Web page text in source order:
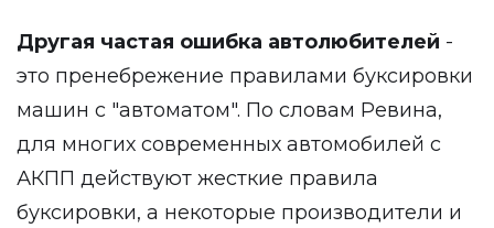
Другая частая ошибка автолюбителей -
это пренебрежение правилами буксировки
машин с "автоматом". По словам Ревина,
для многих современных автомобилей с
АКПП действуют жесткие правила
буксировки, а некоторые производители и